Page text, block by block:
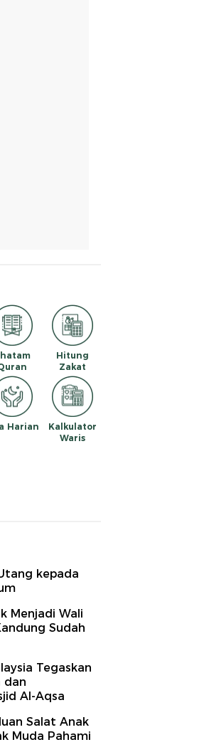
Hitung
Zakat
Harian
Kalkulator
Waris
kepada
Menjadi Wali
Sudah
Tegaskan
dan
Al-Aqsa
Salat Anak
Muda Pahami